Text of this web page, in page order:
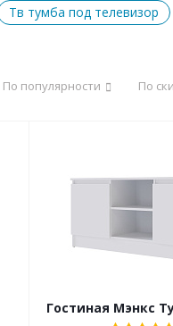
Тв тумба под телевизор
По популярности По
Гостиная Мэнкс